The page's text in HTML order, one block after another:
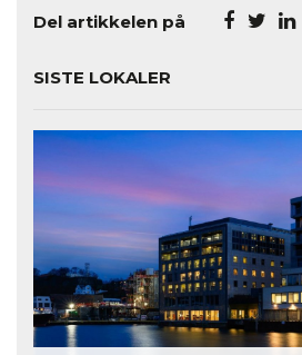
Del artikkelen på
SISTE LOKALER